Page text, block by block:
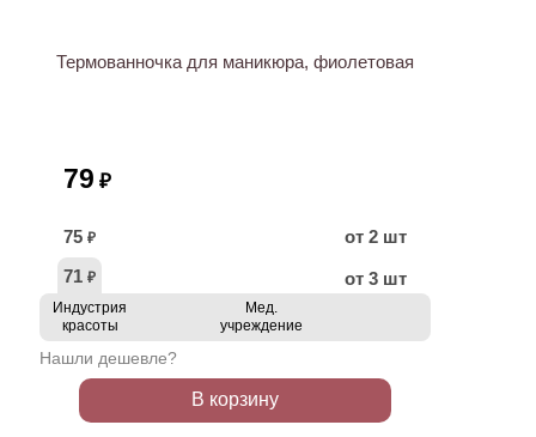
Термованночка для маникюра, фиолетовая
79 ₽
75 ₽
от 2 шт
71 ₽ от 3 шт
Индустрия
красоты
Мед.
учреждение
Нашли дешевле?
В корзину